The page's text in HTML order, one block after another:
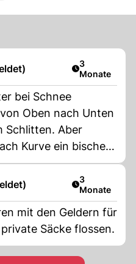
Artikel
3
Monate
bei Schnee
Oben nach Unten
Schlitten. Aber
Kurve ein bischen
es auf jedenfall.
Artikel
3
Monate
mit den Geldern für
Säcke flossen.